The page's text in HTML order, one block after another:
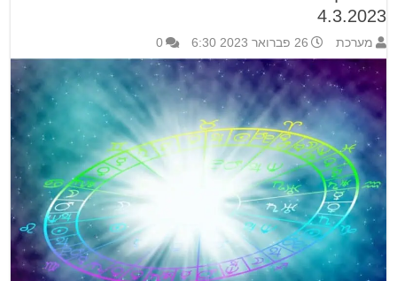
4.3.2023
מערכת 26 פברואר 2023 6:30 0